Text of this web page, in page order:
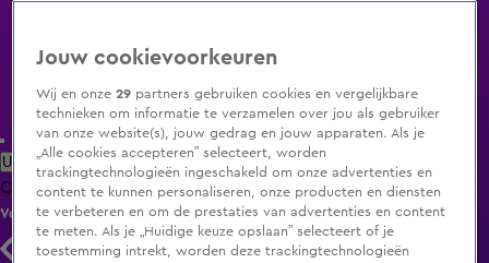
Uitzending Gemist Populaire programma's Zenders Genres
ClipsFilmsRadioSmart TV inlogShop
Volg KIJK
Jouw cookievoorkeuren
Wij en onze29 partners gebruiken cookies en vergelijkbare
technieken om informatie te verzamelen over jou als gebruiker
van onze website(s), jouw gedrag en jouw apparaten. Als je
„Alle cookies accepteren” selecteert, worden
trackingtechnologieën ingeschakeld om onze advertenties en
content te kunnen personaliseren, onze producten en diensten
te verbeteren en om de prestaties van advertenties en content
te meten. Als je „Huidige keuze opslaan” selecteert of je
toestemming intrekt, worden deze trackingtechnologieën